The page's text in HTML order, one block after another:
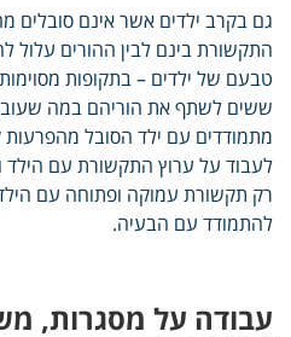
גם בקרב ילדים אשר אינם סובלים
התקשורת בינם לבין ההורים עלול
טבעם של ילדים – בתקופות
ששים לשתף את הוריהם במה
מתמודדים עם ילד הסובל מהפרעות
לעבוד על ערוץ התקשורת עם הילד
רק תקשורת עמוקה ופתוחה עם
להתמודד עם הבעיה.
עבודה על מסגרות,